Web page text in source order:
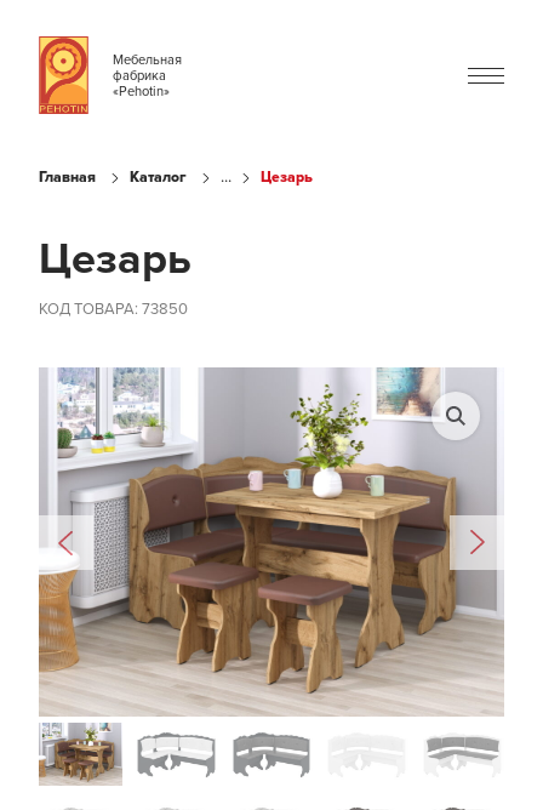
Мебельная
фабрика
«Pehotin»
Главная Каталог ... Цезарь
Цезарь
КОД ТОВАРА: 73850